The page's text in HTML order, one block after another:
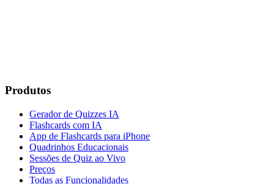
Produtos
Gerador de Quizzes IA
Flashcards com IA
App de Flashcards para iPhone
Quadrinhos Educacionais
Sessões de Quiz ao Vivo
Preços
Todas as Funcionalidades